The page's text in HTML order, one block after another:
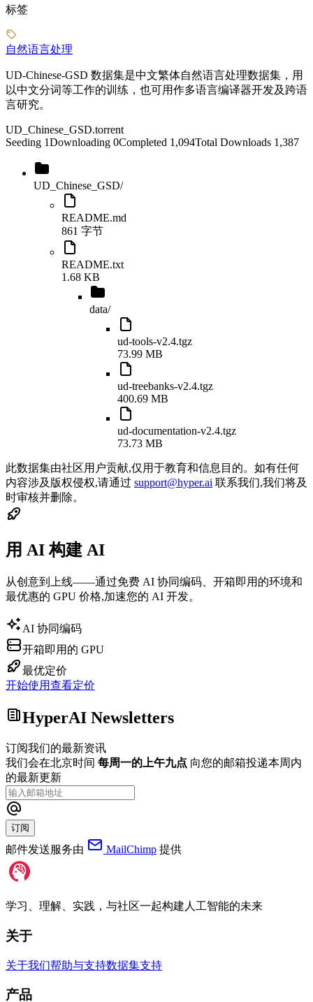
标签
自然语言处理
UD-Chinese-GSD 数据集是中文繁体自然语言处理数据集，用
以中文分词等工作的训练，也可用作多语言编译器开发及跨语
言研究。
UD_Chinese_GSD.torrent
Seeding 1Downloading 0Completed 1,094Total Downloads 1,387
UD_Chinese_GSD/
README.md
861 字节
README.txt
1.68 KB
data/
ud-tools-v2.4.tgz
73.99 MB
ud-treebanks-v2.4.tgz
400.69 MB
ud-documentation-v2.4.tgz
73.73 MB
此数据集由社区用户贡献,仅用于教育和信息目的。如有任何
内容涉及版权侵权,请通过 support@hyper.ai 联系我们,我们将及
时审核并删除。
用 AI 构建 AI
从创意到上线——通过免费 AI 协同编码、开箱即用的环境和
最优惠的 GPU 价格,加速您的 AI 开发。
AI 协同编码
开箱即用的 GPU
最优定价
开始使用查看定价
HyperAI Newsletters
订阅我们的最新资讯
我们会在北京时间 每周一的上午九点 向您的邮箱投递本周内
的最新更新
订阅
邮件发送服务由 MailChimp 提供
学习、理解、实践，与社区一起构建人工智能的未来
关于
关于我们帮助与支持数据集支持
产品